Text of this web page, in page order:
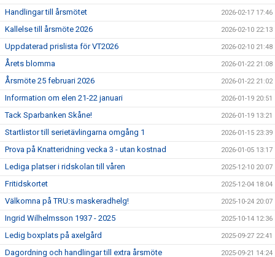
STÖTTA TORNS
Handlingar till årsmötet 2026-02-17 17:46
Kallelse till årsmöte 2026 2026-02-10 22:13
Uppdaterad prislista för VT2026 2026-02-10 21:48
Årets blomma 2026-01-22 21:08
Årsmöte 25 februari 2026 2026-01-22 21:02
Information om elen 21-22 januari 2026-01-19 20:51
Tack Sparbanken Skåne! 2026-01-19 13:21
Startlistor till serietävlingarna omgång 1 2026-01-15 23:39
Prova på Knatteridning vecka 3 - utan kostnad 2026-01-05 13:17
Lediga platser i ridskolan till våren 2025-12-10 20:07
Fritidskortet 2025-12-04 18:04
Välkomna på TRU:s maskeradhelg! 2025-10-24 20:07
Ingrid Wilhelmsson 1937 - 2025 2025-10-14 12:36
Ledig boxplats på axelgård 2025-09-27 22:41
Dagordning och handlingar till extra årsmöte 2025-09-21 14:24